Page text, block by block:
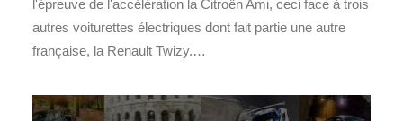
l'épreuve de l'accélération la Citroën Ami, ceci face à trois
autres voiturettes électriques dont fait partie une autre
française, la Renault Twizy.…